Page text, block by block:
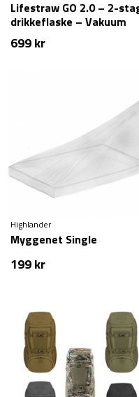
Lifestraw GO 2.0 – 2-
drikkeflaske – Vakuum
rustfrit stål – 1 liter
699kr
Highlander
Myggenet Single
199kr